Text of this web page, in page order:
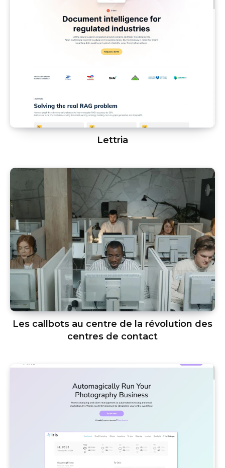
Lettria
Les callbots au centre de la révolution des
centres de contact